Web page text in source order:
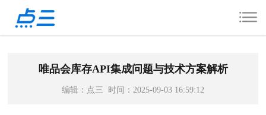
唯品会库存API集成问题与技术方案解析
编辑：点三 时间：2025-09-03 16:59:12